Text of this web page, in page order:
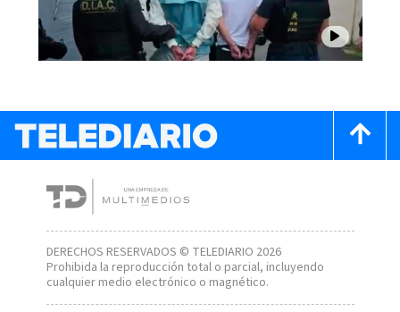
DERECHOS RESERVADOS © TELEDIARIO 2026
Prohibida la reproducción total o parcial, incluyendo
cualquier medio electrónico o magnético.